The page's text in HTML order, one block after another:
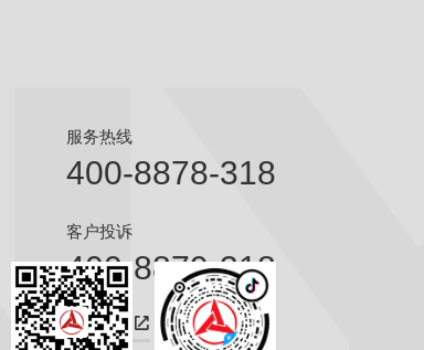
服务热线
400-8878-318
客户投诉
400-8879-318
咨询热线